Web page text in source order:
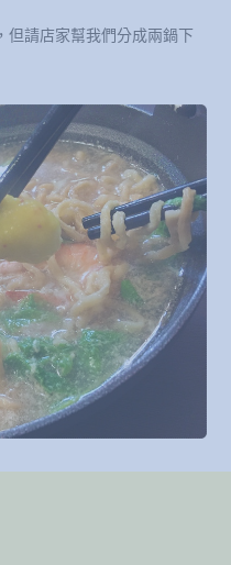
但請店家幫我們分成兩鍋下